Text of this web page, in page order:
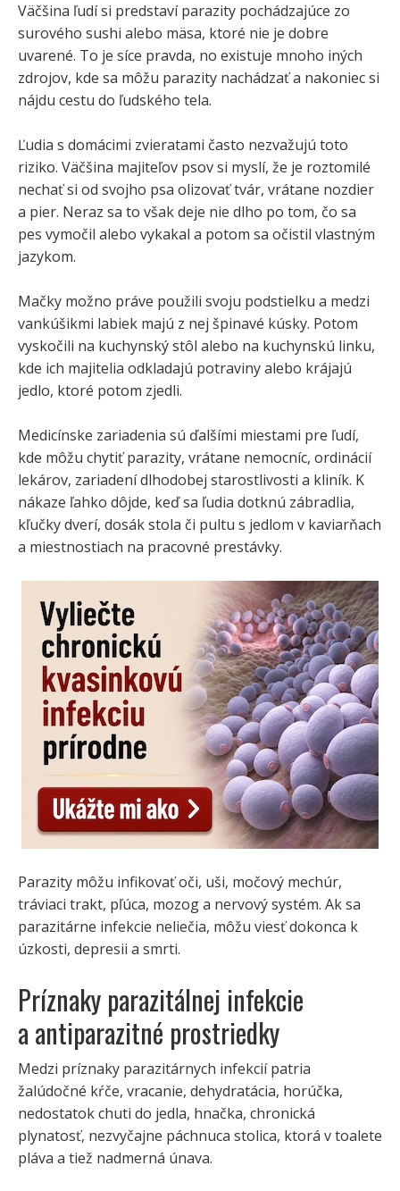
Väčšina ľudí si predstaví parazity pochádzajúce zo
surového sushi alebo mäsa, ktoré nie je dobre
uvarené. To je síce pravda, no existuje mnoho iných
zdrojov, kde sa môžu parazity nachádzať a nakoniec si
nájdu cestu do ľudského tela.
Ľudia s domácimi zvieratami často nezvažujú toto
riziko. Väčšina majiteľov psov si myslí, že je roztomilé
nechať si od svojho psa olizovať tvár, vrátane nozdier
a pier. Neraz sa to však deje nie dlho po tom, čo sa
pes vymočil alebo vykakal a potom sa očistil vlastným
jazykom.
Mačky možno práve použili svoju podstielku a medzi
vankúšikmi labiek majú z nej špinavé kúsky. Potom
vyskočili na kuchynský stôl alebo na kuchynskú linku,
kde ich majitelia odkladajú potraviny alebo krájajú
jedlo, ktoré potom zjedli.
Medicínske zariadenia sú ďalšími miestami pre ľudí,
kde môžu chytiť parazity, vrátane nemocníc, ordinácií
lekárov, zariadení dlhodobej starostlivosti a kliník. K
nákaze ľahko dôjde, keď sa ľudia dotknú zábradlia,
kľučky dverí, dosák stola či pultu s jedlom v kaviarňach
a miestnostiach na pracovné prestávky.
Parazity môžu infikovať oči, uši, močový mechúr,
tráviaci trakt, pľúca, mozog a nervový systém. Ak sa
parazitárne infekcie neliečia, môžu viesť dokonca k
úzkosti, depresii a smrti.
Príznaky parazitálnej infekcie
a antiparazitné prostriedky
Medzi príznaky parazitárnych infekcií patria
žalúdočné kŕče, vracanie, dehydratácia, horúčka,
nedostatok chuti do jedla, hnačka, chronická
plynatosť, nezvyčajne páchnuca stolica, ktorá v toalete
pláva a tiež nadmerná únava.